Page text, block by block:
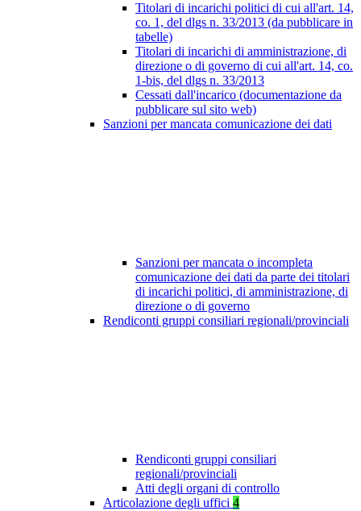
Titolari di incarichi politici di cui all'art. 14,
co. 1, del dlgs n. 33/2013 (da pubblicare in
tabelle)
Titolari di incarichi di amministrazione, di
direzione o di governo di cui all'art. 14, co.
1-bis, del dlgs n. 33/2013
Cessati dall'incarico (documentazione da
pubblicare sul sito web)
Sanzioni per mancata comunicazione dei dati
Sanzioni per mancata o incompleta
comunicazione dei dati da parte dei titolari
di incarichi politici, di amministrazione, di
direzione o di governo
Rendiconti gruppi consiliari regionali/provinciali
Rendiconti gruppi consiliari
regionali/provinciali
Atti degli organi di controllo
Articolazione degli uffici 4